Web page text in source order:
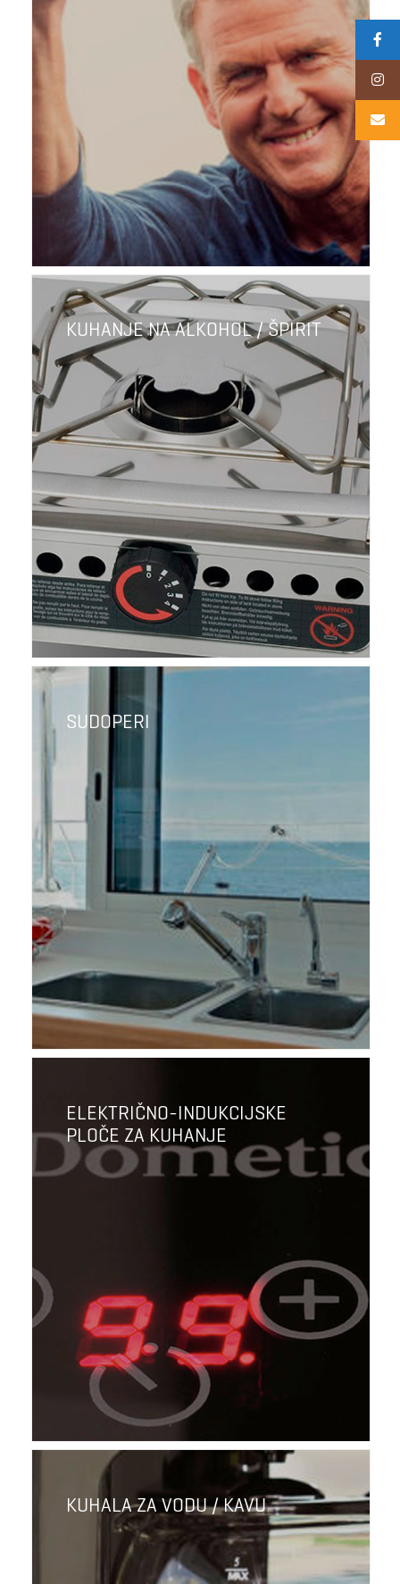
KUHANJE NA ALKOHOL / ŠPIRIT
SUDOPERI
ELEKTRIČNO-INDUKCIJSKE
PLOČE ZA KUHANJE
KUHALA ZA VODU / KAVU